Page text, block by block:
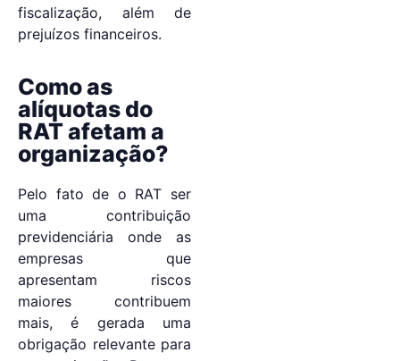
fiscalização, além de
prejuízos financeiros.
Como as
alíquotas do
RAT afetam a
organização?
Pelo fato de o RAT ser
uma contribuição
previdenciária onde as
empresas que
apresentam riscos
maiores contribuem
mais, é gerada uma
obrigação relevante para